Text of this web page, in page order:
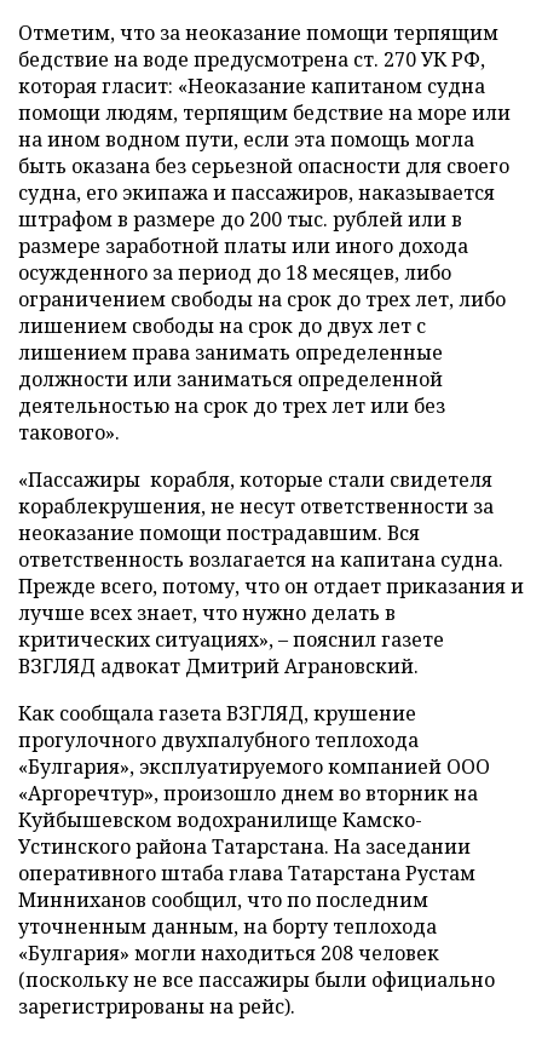
Отметим, что за неоказание помощи терпящим
бедствие на воде предусмотрена ст. 270 УК РФ,
которая гласит: «Неоказание капитаном судна
помощи людям, терпящим бедствие на море или
на ином водном пути, если эта помощь могла
быть оказана без серьезной опасности для своего
судна, его экипажа и пассажиров, наказывается
штрафом в размере до 200 тыс. рублей или в
размере заработной платы или иного дохода
осужденного за период до 18 месяцев, либо
ограничением свободы на срок до трех лет, либо
лишением свободы на срок до двух лет с
лишением права занимать определенные
должности или заниматься определенной
деятельностью на срок до трех лет или без
такового».
«Пассажиры корабля, которые стали свидетеля
кораблекрушения, не несут ответственности за
неоказание помощи пострадавшим. Вся
ответственность возлагается на капитана судна.
Прежде всего, потому, что он отдает приказания и
лучше всех знает, что нужно делать в
критических ситуациях», – пояснил газете
ВЗГЛЯД адвокат Дмитрий Аграновский.
Как сообщала газета ВЗГЛЯД, крушение
прогулочного двухпалубного теплохода
«Булгария», эксплуатируемого компанией ООО
«Аргоречтур», произошло днем во вторник на
Куйбышевском водохранилище Камско-
Устинского района Татарстана. На заседании
оперативного штаба глава Татарстана Рустам
Минниханов сообщил, что по последним
уточненным данным, на борту теплохода
«Булгария» могли находиться 208 человек
(поскольку не все пассажиры были официально
зарегистрированы на рейс).